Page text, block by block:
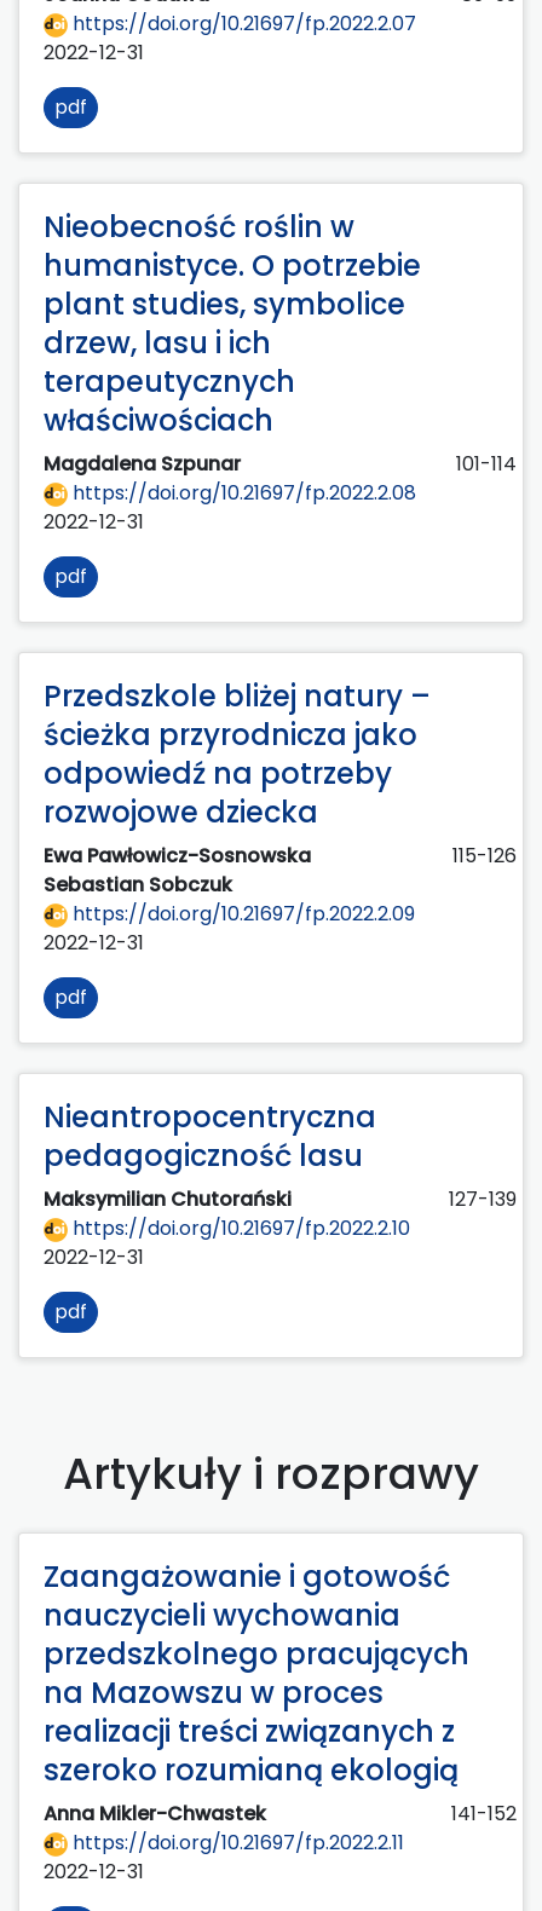
https://doi.org/10.21697/fp.2022.2.07
2022-12-31
pdf
Nieobecność roślin w
humanistyce. O potrzebie
plant studies, symbolice
drzew, lasu i ich
terapeutycznych
właściwościach
Magdalena Szpunar
101-114
https://doi.org/10.21697/fp.2022.2.08
2022-12-31
pdf
Przedszkole bliżej natury –
ścieżka przyrodnicza jako
odpowiedź na potrzeby
rozwojowe dziecka
Ewa Pawłowicz-Sosnowska
Sebastian Sobczuk
115-126
https://doi.org/10.21697/fp.2022.2.09
2022-12-31
pdf
Nieantropocentryczna
pedagogiczność lasu
Maksymilian Chutorański
127-139
https://doi.org/10.21697/fp.2022.2.10
2022-12-31
pdf
Artykuły i rozprawy
Zaangażowanie i gotowość
nauczycieli wychowania
przedszkolnego pracujących
na Mazowszu w proces
realizacji treści związanych z
szeroko rozumianą ekologią
Anna Mikler-Chwastek
141-152
https://doi.org/10.21697/fp.2022.2.11
2022-12-31